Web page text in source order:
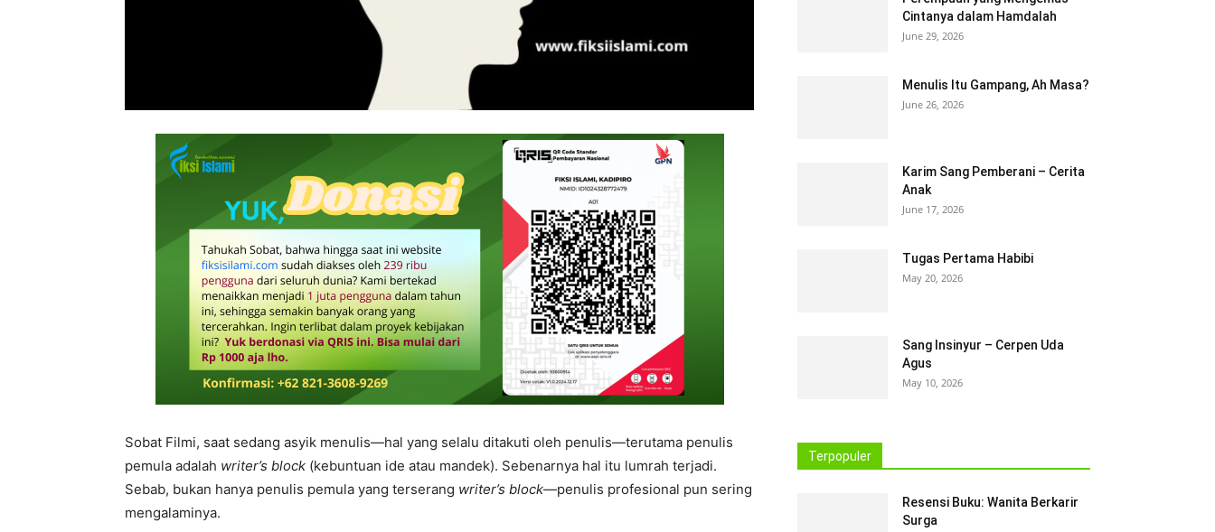
Sobat Filmi, saat sedang asyik menulis—hal yang selalu ditakuti oleh penulis—terutama penulis
pemula adalah writer’s block (kebuntuan ide atau mandek). Sebenarnya hal itu lumrah terjadi.
Sebab, bukan hanya penulis pemula yang terserang writer’s block—penulis profesional pun sering
mengalaminya.
Cintanya dalam Hamdalah
June 29, 2026
Menulis Itu Gampang, Ah Masa?
June 26, 2026
Karim Sang Pemberani – Cerita
Anak
June 17, 2026
Tugas Pertama Habibi
May 20, 2026
Sang Insinyur – Cerpen Uda
Agus
May 10, 2026
Terpopuler
Resensi Buku: Wanita Berkarir
Surga